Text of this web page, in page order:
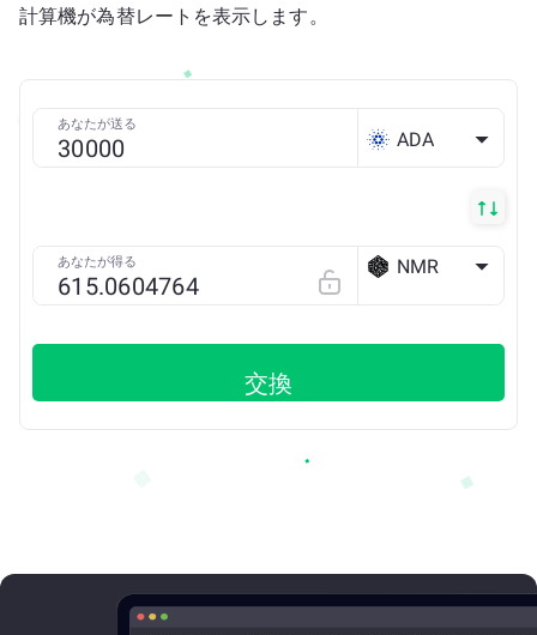
計算機が為替レートを表示します。
あなたが送る
ADA
あなたが得る NMR
交換